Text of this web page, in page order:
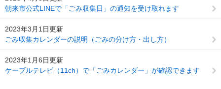
朝来市公式LINEで「ごみ収集日」の通知を受け取れます
2023年3月1日更新
ごみ収集カレンダーの説明（ごみの分け方・出し方）
2023年1月6日更新
ケーブルテレビ（11ch）で「ごみカレンダー」が確認できます